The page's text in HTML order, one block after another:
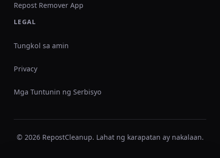
Repost Remover App
LEGAL
Tungkol sa amin
Privacy
Mga Tuntunin ng Serbisyo
© 2026 RepostCleanup. Lahat ng karapatan ay nakalaan.